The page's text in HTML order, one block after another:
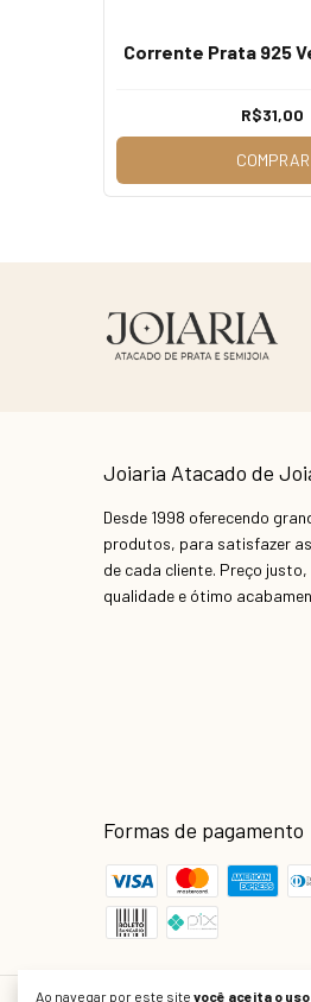
Ao navegar por este site você aceita o uso
Corrente Prata 925
R$31,00
COMPRAR
Joiaria Atacado de
Desde 1998 oferecendo
produtos, para satisfazer
de cada cliente. Preço
qualidade e ótimo
Formas de pagamento